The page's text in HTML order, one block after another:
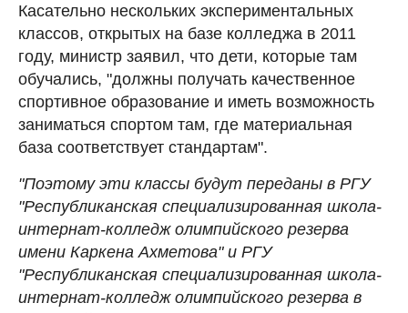
Касательно нескольких экспериментальных
классов, открытых на базе колледжа в 2011
году, министр заявил, что дети, которые там
обучались, "должны получать качественное
спортивное образование и иметь возможность
заниматься спортом там, где материальная
база соответствует стандартам".
"Поэтому эти классы будут переданы в РГУ
"Республиканская специализированная школа-
интернат-колледж олимпийского резерва
имени Каркена Ахметова" и РГУ
"Республиканская специализированная школа-
интернат-колледж олимпийского резерва в